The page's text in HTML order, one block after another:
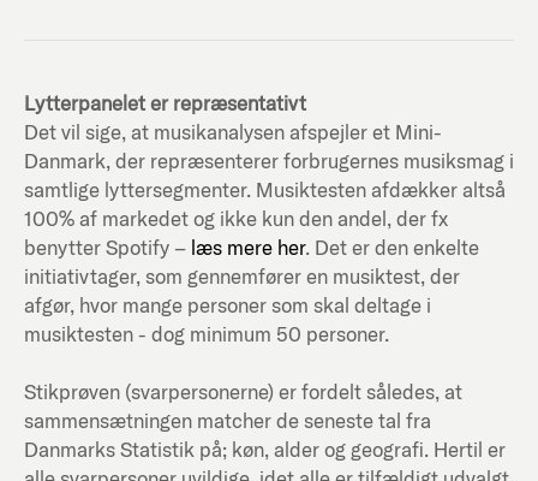
Lytterpanelet er repræsentativt
Det vil sige, at musikanalysen afspejler et Mini-
Danmark, der repræsenterer forbrugernes musiksmag i
samtlige lyttersegmenter. Musiktesten afdækker altså
100% af markedet og ikke kun den andel, der fx
benytter Spotify – læs mere her. Det er den enkelte
initiativtager, som gennemfører en musiktest, der
afgør, hvor mange personer som skal deltage i
musiktesten - dog minimum 50 personer.
Stikprøven (svarpersonerne) er fordelt således, at
sammensætningen matcher de seneste tal fra
Danmarks Statistik på; køn, alder og geografi. Hertil er